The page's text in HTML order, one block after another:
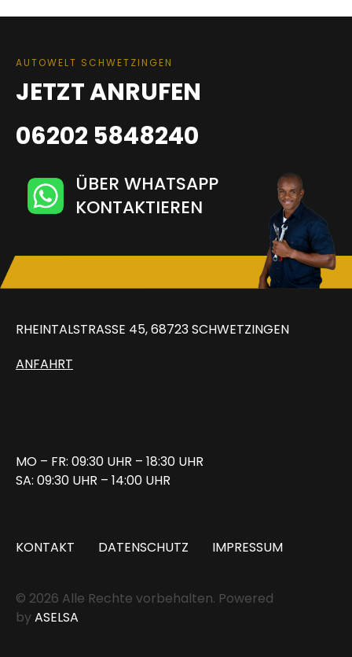
AUTOWELT SCHWETZINGEN
JETZT ANRUFEN
06202 5848240
ÜBER WHATSAPP
KONTAKTIEREN
RHEINTALSTRASSE 45, 68723 SCHWETZINGEN
ANFAHRT
MO – FR: 09:30 UHR – 18:30 UHR
SA: 09:30 UHR – 14:00 UHR
KONTAKT DATENSCHUTZ IMPRESSUM
© 2026 Alle Rechte vorbehalten. Powered
byASELSA